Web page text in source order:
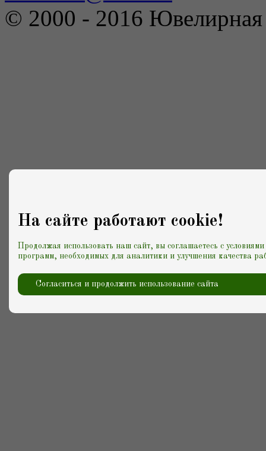
© 2000 - 2016
На сайте работают cookie!
Продолжая использовать наш сайт, вы соглашаетесь с
программ, необходимых для аналитики и улучшения качества
Согласиться и продолжить использование сайта